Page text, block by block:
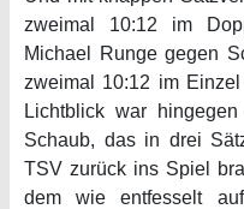
zweimal 10:12 im
Michael Runge gegen
zweimal 10:12 im
Lichtblick war
Schaub, das in drei
TSV zurück ins Spiel
dem wie entfesselt